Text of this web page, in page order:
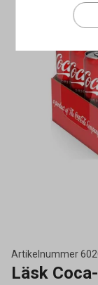
Artikelnummer
Läsk